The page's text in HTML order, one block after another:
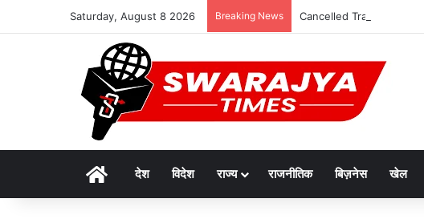
Saturday, August 8 2026 Breaking News Cancelled Train List: अजमेर
Homeदेश विदेश राज्य राजनीतिक बिज़नेस खेल